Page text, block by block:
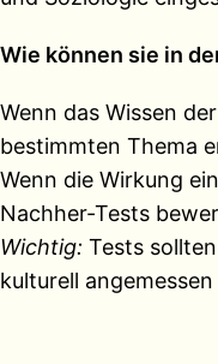
Wie können sie in
Wenn das Wissen
bestimmten Thema
Wenn die Wirkung
Nachher-Tests
Wichtig: Tests
kulturell angemessen